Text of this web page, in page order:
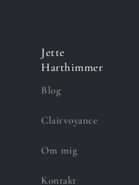
Jette
Harthimmer
Blog
Clairvoyance
Om mig
Kontakt